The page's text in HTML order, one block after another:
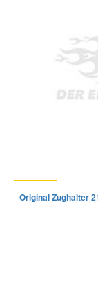
Original Zughalter
Mercedes
Mini
Porsche